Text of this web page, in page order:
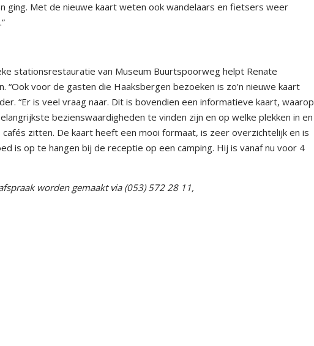
ging. Met de nieuwe kaart weten ook wandelaars en fietsers weer
stationsrestauratie van Museum Buurtspoorweg helpt Renate
“Ook voor de gasten die Haaksbergen bezoeken is zo’n nieuwe kaart
“Er is veel vraag naar. Dit is bovendien een informatieve kaart, waarop
bezienswaardigheden te vinden zijn en op welke plekken in en
zitten. De kaart heeft een mooi formaat, is zeer overzichtelijk en is
is op te hangen bij de receptie op een camping. Hij is vanaf nu voor 4
worden gemaakt via (053) 572 28 11,